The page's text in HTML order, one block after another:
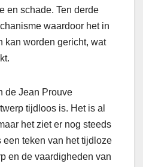
en schade. Ten derde
waardoor het in
kan worden gericht, wat
de Jean Prouve
tijdloos is. Het is al
het ziet er nog steeds
een teken van het tijdloze
en de vaardigheden van